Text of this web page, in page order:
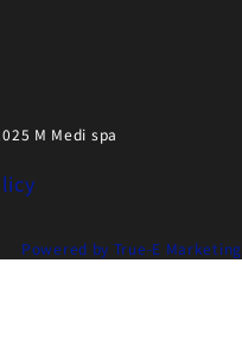
M Medi spa
Powered by True-E Marketing